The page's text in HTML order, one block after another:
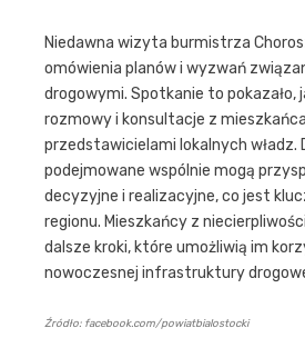
Niedawna wizyta burmistrza
omówienia planów i wyzwań
drogowymi. Spotkanie to pokazało,
rozmowy i konsultacje z
przedstawicielami lokalnych władz.
podejmowane wspólnie mogą
decyzyjne i realizacyjne, co jest
regionu. Mieszkańcy z
dalsze kroki, które umożliwią im
nowoczesnej infrastruktury
Źródło: facebook.com/powiatbialostocki